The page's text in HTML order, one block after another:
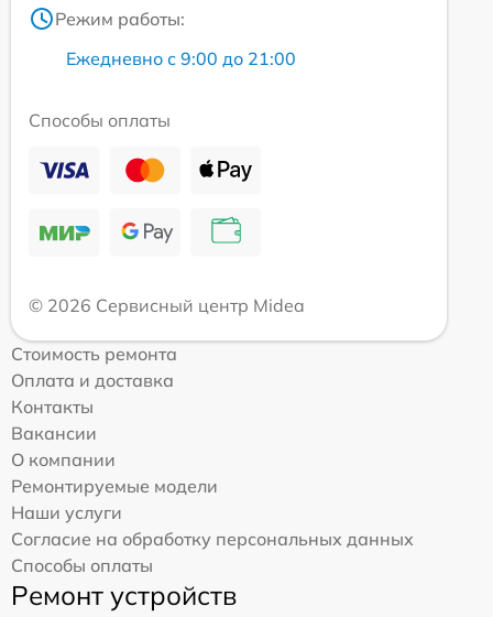
Режим работы:
Ежедневно с 9:00 до 21:00
Способы оплаты
© 2026 Сервисный центр Midea
Стоимость ремонта
Оплата и доставка
Контакты
Вакансии
О компании
Ремонтируемые модели
Наши услуги
Согласие на обработку персональных данных
Способы оплаты
Ремонт устройств